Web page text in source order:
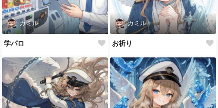
カミル
学パロ
カミル
お祈り